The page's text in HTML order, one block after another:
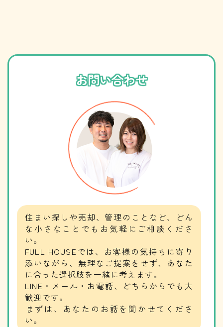
お問い合わせ
住まい探しや売却、管理のことなど、どん
な小さなことでもお気軽にご相談くださ
い。
​​​​​​​FULL HOUSEでは、お客様の気持ちに寄り
添いながら、無理なご提案をせず、あなた
に合った選択肢を一緒に考えます。
LINE・メール・お電話、どちらからでも大
歓迎です。
​​​​​​​まずは、あなたのお話を聞かせてくださ
い。